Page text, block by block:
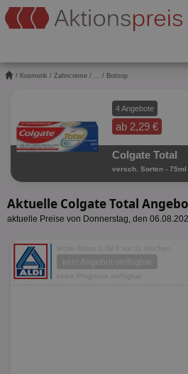
/ Kosmetik / Zahncreme / ... / Bottrop
4 Angebote
ab 2,29 €
Colgate Total
versch. Sorten - 75ml
Aktuelle Colgate Total
aktuelle Preise von Donnerstag, den
letzte Aktion 2,39 € vor 11 Wochen
kein Angebot verfügbar
keine Prognose verfügbar